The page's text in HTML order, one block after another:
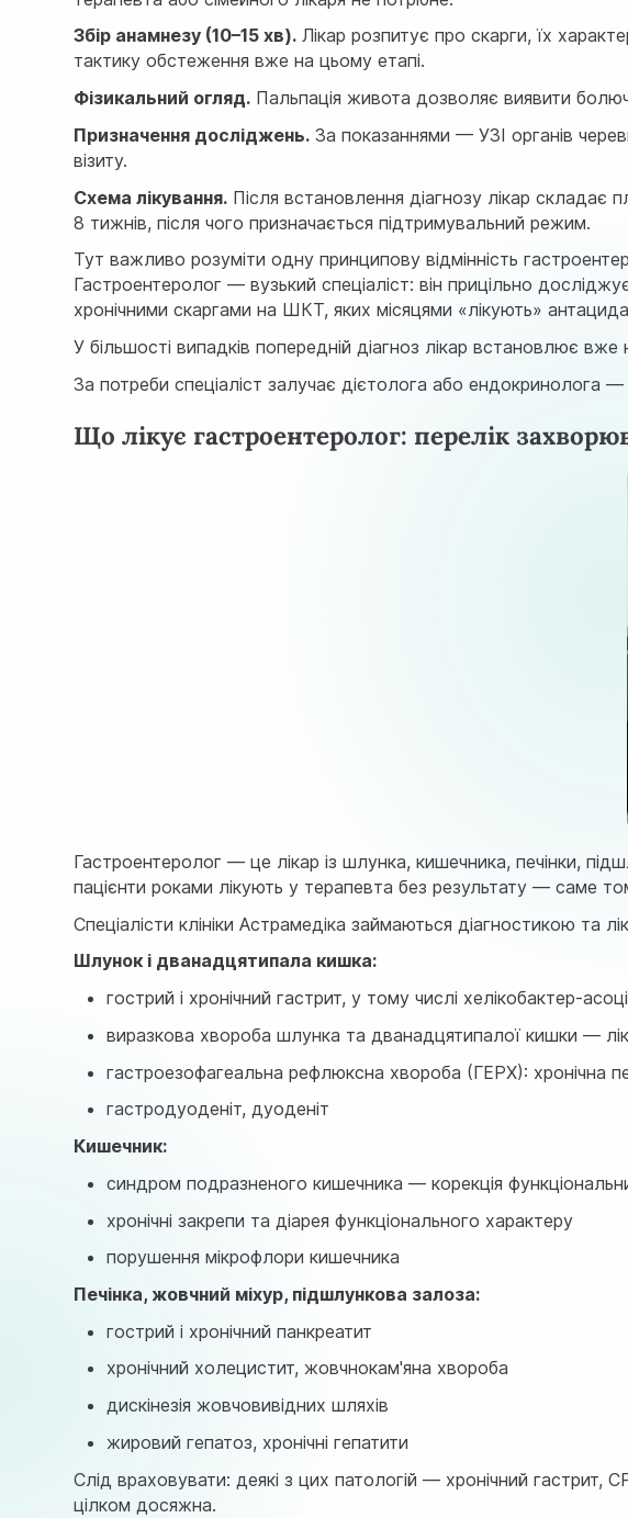
Збір анамнезу (10–15 хв). Лікар розпитує про скарги, їх
тактику обстеження вже на цьому етапі.
Фізикальний огляд. Пальпація живота дозволяє виявити
Призначення досліджень. За показаннями —УЗІ органів
візиту.
Схема лікування. Після встановлення діагнозу лікар складає
8 тижнів, після чого призначається підтримувальний режим.
Тут важливо розуміти одну принципову відмінність
Гастроентеролог — вузький спеціаліст: він прицільно
хронічними скаргами на ШКТ, яких місяцями «лікують»
У більшості випадків попередній діагноз лікар встановлює
За потреби спеціаліст залучає дієтолога або
Що лікує гастроентеролог: перелік
Гастроентеролог — це лікар із шлунка, кишечника, печінки,
пацієнти роками лікують у терапевта без результату — саме
Спеціалісти клініки Астрамедіка займаються діагностикою та
Шлунок і дванадцятипала кишка:
гострий і хронічний гастрит, у тому числі хелікобактер-
виразкова хвороба шлунка та дванадцятипалої кишки —
гастроезофагеальна рефлюксна хвороба (ГЕРХ): хронічна
гастродуоденіт, дуоденіт
Кишечник:
синдром подразненого кишечника — корекція
хронічні закрепи та діарея функціонального характеру
порушення мікрофлори кишечника
Печінка, жовчний міхур, підшлункова залоза:
гострий і хронічний панкреатит
хронічний холецистит, жовчнокам'яна хвороба
дискінезія жовчовивідних шляхів
жировий гепатоз, хронічні гепатити
Слід враховувати: деякі з цих патологій — хронічний гастрит,
цілком досяжна.